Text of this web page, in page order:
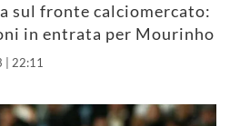
sul fronte calciomercato:
in entrata per Mourinho
| 22:11